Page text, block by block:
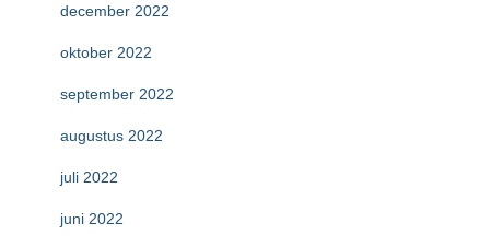
december 2022
oktober 2022
september 2022
augustus 2022
juli 2022
juni 2022